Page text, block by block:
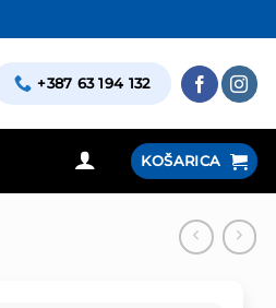
+387 63 194 132
KOŠARICA